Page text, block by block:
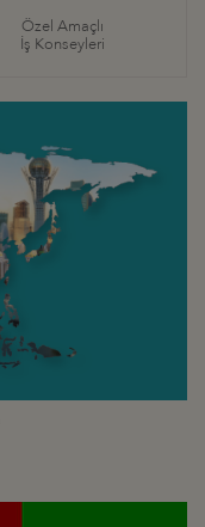
Özel Amaçlı
İş Konseyleri